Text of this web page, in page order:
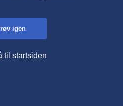
igen
til startsiden